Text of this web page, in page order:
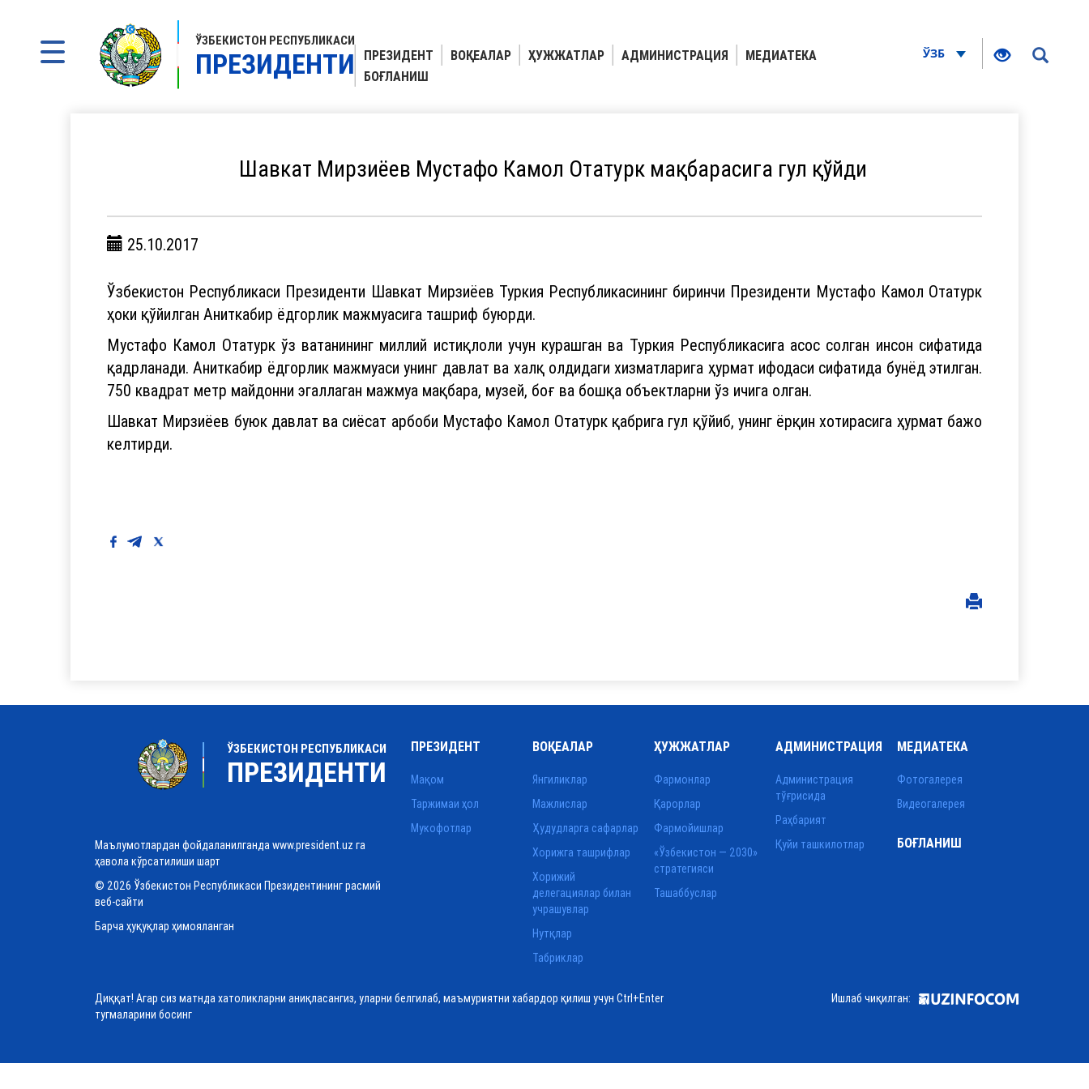
ЎЗБЕКИСТОН РЕСПУБЛИКАСИ
ПРЕЗИДЕНТИ ПРЕЗИДЕНТ ВОҚЕАЛАР ҲУЖЖАТЛАР АДМИНИСТРАЦИЯ
МЕДИАТЕКА
БОҒЛАНИШ
ЎЗБ
Шавкат Мирзиёев Мустафо Камол Отатурк мақбарасига гул қўйди
25.10.2017
Ўзбекистон Республикаси Президенти Шавкат Мирзиёев Туркия Республикасининг биринчи Президенти Мустафо Камол Отатурк
ҳоки қўйилган Аниткабир ёдгорлик мажмуасига ташриф буюрди.
Мустафо Камол Отатурк ўз ватанининг миллий истиқлоли учун курашган ва Туркия Республикасига асос солган инсон сифатида
қадрланади. Аниткабир ёдгорлик мажмуаси унинг давлат ва халқ олдидаги хизматларига ҳурмат ифодаси сифатида бунёд этилган.
750 квадрат метр майдонни эгаллаган мажмуа мақбара, музей, боғ ва бошқа объектларни ўз ичига олган.
Шавкат Мирзиёев буюк давлат ва сиёсат арбоби Мустафо Камол Отатурк қабрига гул қўйиб, унинг ёрқин хотирасига ҳурмат бажо
келтирди.
ЎЗБЕКИСТОН РЕСПУБЛИКАСИ
ПРЕЗИДЕНТИ
Маълумотлардан фойдаланилганда www.president.uz га
ҳавола кўрсатилиши шарт
© 2026 Ўзбекистон Республикаси Президентининг расмий
веб-сайти
Барча ҳуқуқлар ҳимояланган
ПРЕЗИДЕНТ
Мақом
Таржимаи ҳол
Мукофотлар
ВОҚЕАЛАР
Янгиликлар
Мажлислар
Ҳудудларга сафарлар
Хорижга ташрифлар
Хорижий
делегациялар билан
учрашувлар
Нутқлар
Табриклар
ҲУЖЖАТЛАР
Фармонлар
Қарорлар
Фармойишлар
«Ўзбекистон — 2030»
стратегияси
Ташаббуслар
АДМИНИСТРАЦИЯ
Администрация
тўғрисида
Раҳбарият
Қуйи ташкилотлар
МЕДИАТЕКА
Фотогалерея
Видеогалерея
БОҒЛАНИШ
Диққат! Агар сиз матнда хатоликларни аниқласангиз, уларни белгилаб, маъмуриятни хабардор қилиш учун Ctrl+Enter
тугмаларини босинг
Ишлаб чиқилган: